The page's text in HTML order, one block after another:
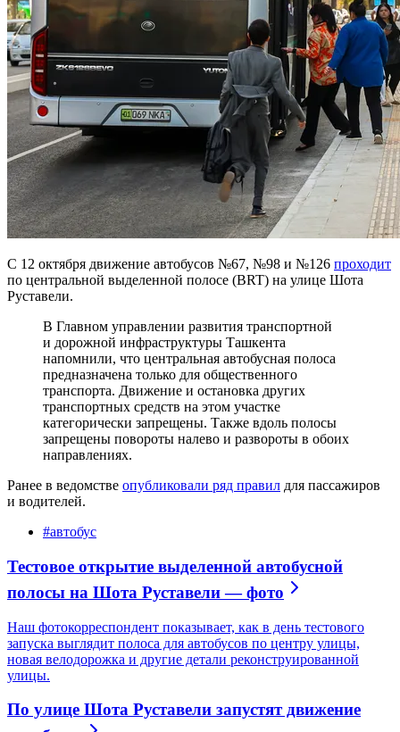
С 12 октября движение автобусов №67, №98 и №126 проходит
по центральной выделенной полосе (BRT) на улице Шота
Руставели.
В Главном управлении развития транспортной
и дорожной инфраструктуры Ташкента
напомнили, что центральная автобусная полоса
предназначена только для общественного
транспорта. Движение и остановка других
транспортных средств на этом участке
категорически запрещены. Также вдоль полосы
запрещены повороты налево и развороты в обоих
направлениях.
Ранее в ведомстве опубликовали ряд правил для пассажиров
и водителей.
#автобус
Тестовое открытие выделенной автобусной
полосы на Шота Руставели — фото
Наш фотокорреспондент показывает, как в день тестового
запуска выглядит полоса для автобусов по центру улицы,
новая велодорожка и другие детали реконструированной
улицы.
По улице Шота Руставели запустят движение